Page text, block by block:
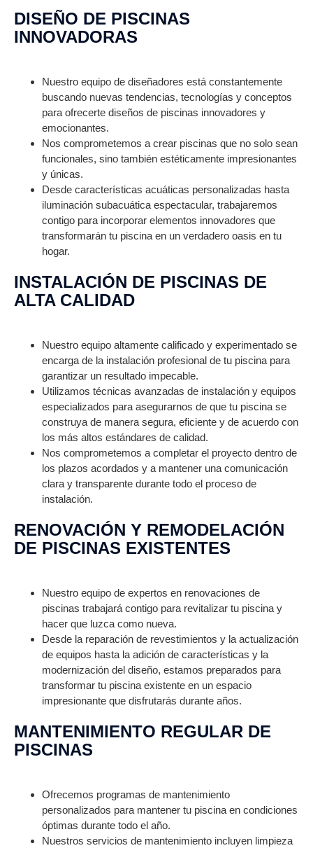
DISEÑO DE PISCINAS
INNOVADORAS
Nuestro equipo de diseñadores está constantemente
buscando nuevas tendencias, tecnologías y conceptos
para ofrecerte diseños de piscinas innovadores y
emocionantes.
Nos comprometemos a crear piscinas que no solo sean
funcionales, sino también estéticamente impresionantes
y únicas.
Desde características acuáticas personalizadas hasta
iluminación subacuática espectacular, trabajaremos
contigo para incorporar elementos innovadores que
transformarán tu piscina en un verdadero oasis en tu
hogar.
INSTALACIÓN DE PISCINAS DE
ALTA CALIDAD
Nuestro equipo altamente calificado y experimentado se
encarga de la instalación profesional de tu piscina para
garantizar un resultado impecable.
Utilizamos técnicas avanzadas de instalación y equipos
especializados para asegurarnos de que tu piscina se
construya de manera segura, eficiente y de acuerdo con
los más altos estándares de calidad.
Nos comprometemos a completar el proyecto dentro de
los plazos acordados y a mantener una comunicación
clara y transparente durante todo el proceso de
instalación.
RENOVACIÓN Y REMODELACIÓN
DE PISCINAS EXISTENTES
Nuestro equipo de expertos en renovaciones de
piscinas trabajará contigo para revitalizar tu piscina y
hacer que luzca como nueva.
Desde la reparación de revestimientos y la actualización
de equipos hasta la adición de características y la
modernización del diseño, estamos preparados para
transformar tu piscina existente en un espacio
impresionante que disfrutarás durante años.
MANTENIMIENTO REGULAR DE
PISCINAS
Ofrecemos programas de mantenimiento
personalizados para mantener tu piscina en condiciones
óptimas durante todo el año.
Nuestros servicios de mantenimiento incluyen limpieza